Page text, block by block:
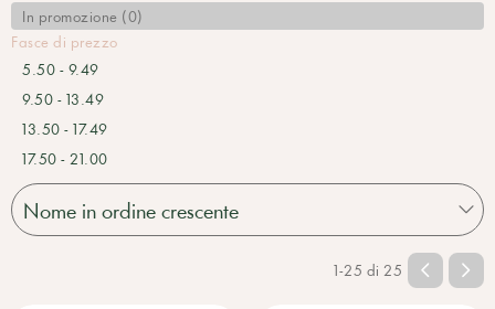
In promozione (0)
Fasce di prezzo
5.50 - 9.49
9.50 - 13.49
13.50 - 17.49
17.50 - 21.00
1-25 di 25